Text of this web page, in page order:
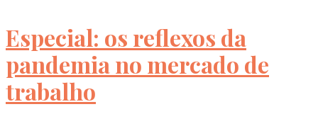
Especial: os reflexos da
pandemia no mercado de
trabalho